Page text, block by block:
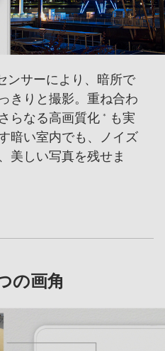
ンサーにより、暗所で
きりと撮影。 重ね合わ
らなる高画質化 ＊
も実
暗い室内でも、ノイズ
美しい写真を残せま
の画角